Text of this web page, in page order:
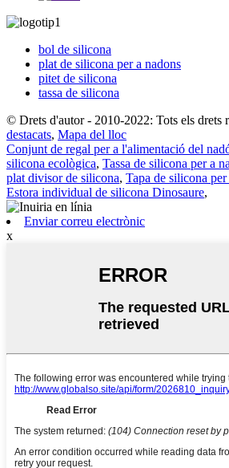
bol de silicona
plat de silicona per a nadons
pitet de silicona
tassa de silicona
© Drets d'autor - 2010-2022: Tots els drets
destacats, Mapa del lloc
Conjunt de regal per a l'alimentació del
silicona ecològica, Tassa de silicona per a
plat divisor de silicona, Tapa de silicona per
Estora individual de silicona Dinosaure,
Enviar correu electrònic
x